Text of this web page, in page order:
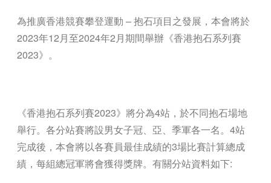
為推廣香港競賽攀登運動 –抱石項目之發展，本會將於
2023年12月至2024年2月期間舉辦《香港抱石系列賽
2023》。
《香港抱石系列賽2023》將分為4站，於不同抱石場地
舉行。各分站賽將設男女子冠、亞、季軍各一名。4站
完成後，本會將以各賽員最佳成績的3場比賽計算總成
績，每組總冠軍將會獲得獎牌。有關分站資料如下: